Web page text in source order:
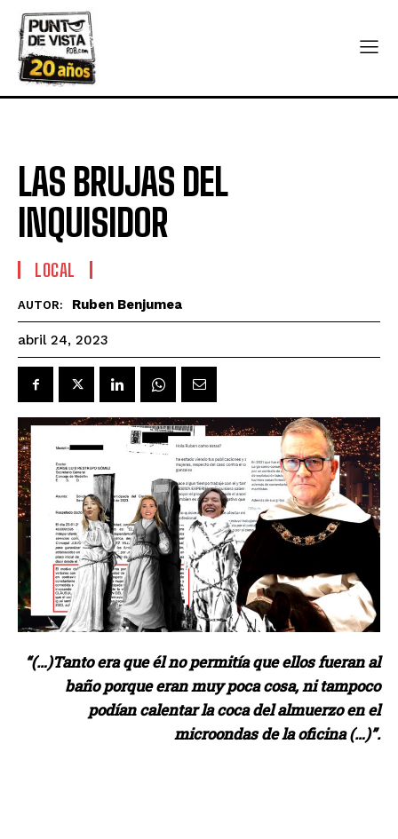
LAS BRUJAS DEL
INQUISIDOR
LOCAL
AUTOR: Ruben Benjumea
abril 24, 2023
“(…)Tanto era que él no permitía que ellos fueran al
baño porque eran muy poca cosa, ni tampoco
podían calentar la coca del almuerzo en el
microondas de la oficina (…)”.